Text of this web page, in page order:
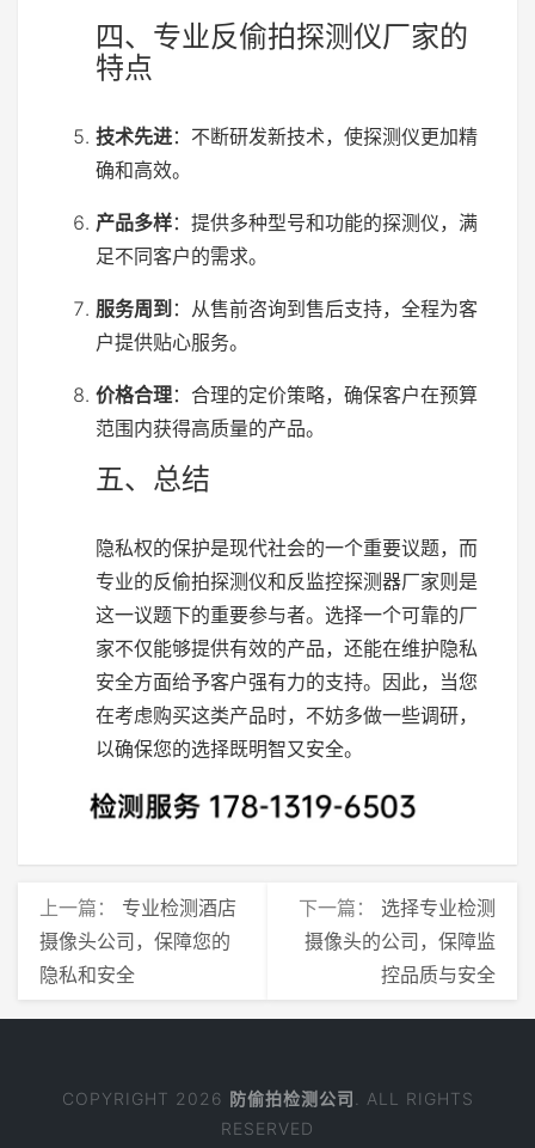
四、专业反偷拍探测仪厂家的
特点
技术先进：不断研发新技术，使探测仪更加精
确和高效。
产品多样：提供多种型号和功能的探测仪，满
足不同客户的需求。
服务周到 ：从售前咨询到售后支持，全程为客
户提供贴心服务。
价格合理：合理的定价策略，确保客户在预算
范围内获得高质量的产品。
五、总结
隐私权的保护是现代社会的一个重要议题，而
专业的反偷拍探测仪和反监控探测器厂家则是
这一议题下的重要参与者。选择一个可靠的厂
家不仅能够提供有效的产品，还能在维护隐私
安全方面给予客户强有力的支持。因此，当您
在考虑购买这类产品时，不妨多做一些调研，
以确保您的选择既明智又安全。
上一篇： 专业检测酒店
摄像头公司，保障您的
隐私和安全
下一篇： 选择专业检测
摄像头的公司，保障监
控品质与安全
COPYRIGHT 2026 防偷拍检测公司 . ALL RIGHTS
RESERVED